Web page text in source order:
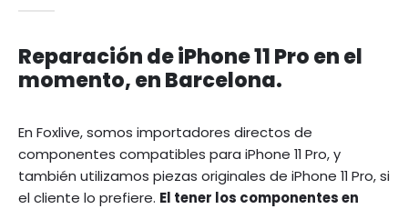
Reparación de iPhone 11 Pro en el
momento, en Barcelona.
En Foxlive, somos importadores directos de
componentes compatibles para iPhone 11 Pro, y
también utilizamos piezas originales de iPhone 11 Pro, si
el cliente lo prefiere. El tener los componentes en